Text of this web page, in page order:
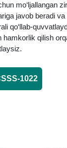
mo‘ljallangan
javob beradi
qo‘llab-
hamkorlik qilish
1022